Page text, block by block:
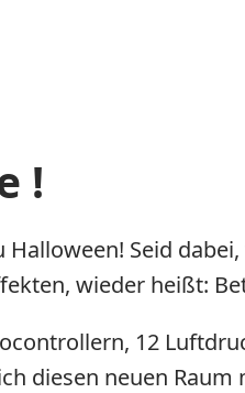
!
Seid
wieder heißt:
12
diesen neuen Raum